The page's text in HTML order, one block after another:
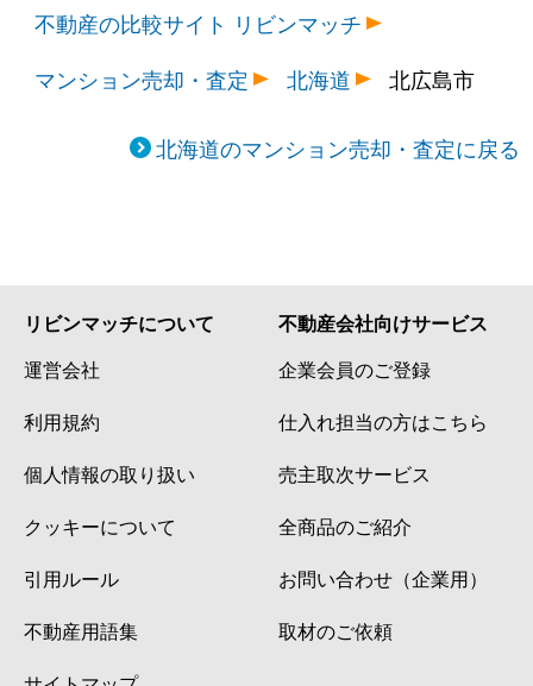
不動産の比較サイト リビンマッチ
マンション売却・査定
北海道 北広島市
北海道のマンション売却・査定に戻る
リビンマッチについて
運営会社
利用規約
個人情報の取り扱い
クッキーについて
引用ルール
不動産用語集
不動産会社向けサービス
企業会員のご登録
仕入れ担当の方はこちら
売主取次サービス
全商品のご紹介
お問い合わせ（企業用）
取材のご依頼